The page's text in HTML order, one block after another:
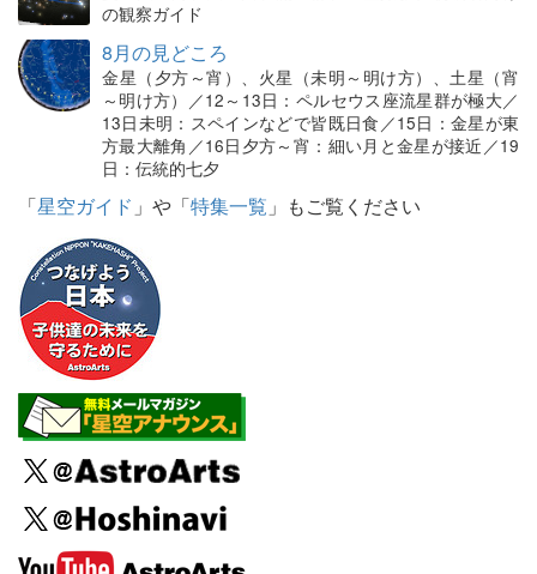
の観察ガイド
8月の見どころ
金星（夕方～宵）、火星（未明～明け方）、土星（宵
～明け方）／12～13日：ペルセウス座流星群が極大／
13日未明：スペインなどで皆既日食／15日：金星が東
方最大離角／16日夕方～宵：細い月と金星が接近／19
日：伝統的七夕
「星空ガイド 」や「特集一覧 」もご覧ください